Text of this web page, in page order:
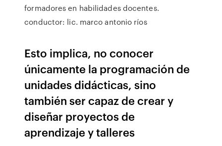
formadores en habilidades docentes.
conductor: lic. marco antonio ríos
Esto implica, no conocer
únicamente la programación de
unidades didácticas, sino
también ser capaz de crear y
diseñar proyectos de
aprendizaje y talleres